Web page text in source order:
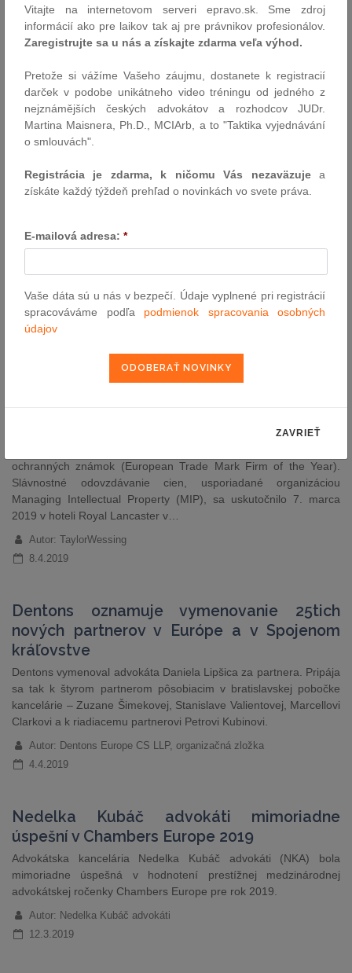
500 potvrdila veľmi silné postavenie v pracovnom práve. Jej
pražská pobočka získala v tejto oblasti najvyššie možné
hodnotenie a odporúčaný v nej bol po novom taktiež tím v
Autor: Eversheds Sutherland Dvořák Hager
12.4.2019
Rozoznáte pravdu od lži? Ako môžete
odhaliť klamára? Cliff Lansley na Slovensku
Na Slovensko zavíta svetovo uznávaný psychológ a behaviorálny
detekcia pravdy, podvádzania či zavádzania, stratégie získavania
10.4.2019
MIP Global Awards 2019 vyhlásil Taylor
Wessing za najlepšiu advokátsku
Medzinárodná advokátska kancelária Taylor Wessing získala už
ochranných známok (European Trade Mark Firm of the Year).
Slávnostné odovzdávanie cien, usporiadané organizáciou
Managing Intellectual Property (MIP), sa uskutočnilo 7. marca
2019 v hoteli Royal Lancaster v…
Autor: TaylorWessing
8.4.2019
Dentons oznamuje vymenovanie 25tich
nových partnerov v Európe a v Spojenom
kráľovstve
Dentons vymenoval advokáta Daniela Lipšica za partnera. Pripája
sa tak k štyrom partnerom pôsobiacim v bratislavskej pobočke
kancelárie – Zuzane Šimekovej, Stanislave Valientovej, Marcellovi
Clarkovi a k riadiacemu partnerovi Petrovi Kubinovi.
Autor: Dentons Europe CS LLP, organizačná zložka
4.4.2019
Nedelka Kubáč advokáti mimoriadne
úspešní v Chambers Europe 2019
Advokátska kancelária Nedelka Kubáč advokáti (NKA) bola
mimoriadne úspešná v hodnotení prestížnej medzinárodnej
advokátskej ročenky Chambers Europe pre rok 2019.
Autor: Nedelka Kubáč advokáti
12.3.2019
Vitajte na internetovom serveri epravo.sk. Sme zdroj
informácií ako pre laikov tak aj pre právnikov profesionálov.
Zaregistrujte sa u nás a získajte zdarma veľa výhod.
Pretože si vážíme Vašeho záujmu, dostanete k registracií
darček v podobe unikátneho video tréningu od jedného z
nejznámějších českých advokátov a rozhodcov JUDr.
Martina Maisnera, Ph.D., MCIArb, a to "Taktika vyjednávání
o smlouvách".
Registrácia je zdarma, k ničomu Vás nezaväzujea
získáte každý týždeň prehľad o novinkách vo svete práva.
E-mailová adresa: *
Vaše dáta sú u nás v bezpečí. Údaje vyplnené pri registrácií
spracováváme podľa podmienok spracovania osobných
údajov
ZAVRIEŤ